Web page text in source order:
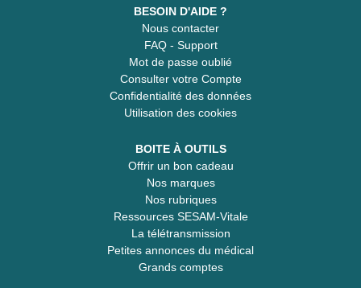
BESOIN D'AIDE ?
Nous contacter
FAQ - Support
Mot de passe oublié
Consulter votre Compte
Confidentialité des données
Utilisation des cookies
BOITE À OUTILS
Offrir un bon cadeau
Nos marques
Nos rubriques
Ressources SESAM-Vitale
La télétransmission
Petites annonces du médical
Grands comptes